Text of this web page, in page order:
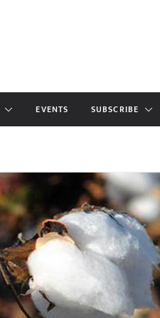
EVENTS SUBSCRIBE